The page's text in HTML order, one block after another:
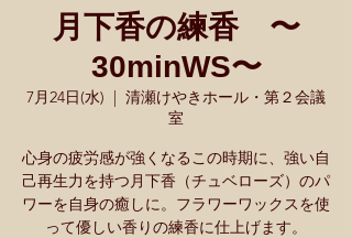
月下香の練香 〜
30minWS〜
7月24日(水)
  |
清瀬けやきホール・第２会議
室
心身の疲労感が強くなるこの時期に、強い自
己再生力を持つ月下香（チュベローズ）のパ
ワーを自身の癒しに。フラワーワックスを使
って優しい香りの練香に仕上げます。